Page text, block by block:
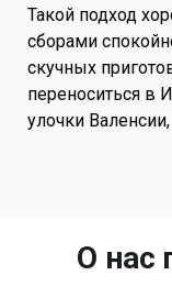
Такой подход
сборами
скучных
переноситься в
улочки
О нас